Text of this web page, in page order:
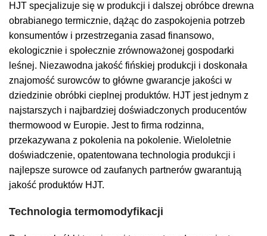
HJT specjalizuje się w produkcji i dalszej obróbce drewna
obrabianego termicznie, dążąc do zaspokojenia potrzeb
konsumentów i przestrzegania zasad finansowo,
ekologicznie i społecznie zrównoważonej gospodarki
leśnej. Niezawodna jakość fińskiej produkcji i doskonała
znajomość surowców to główne gwarancje jakości w
dziedzinie obróbki cieplnej produktów. HJT jest jednym z
najstarszych i najbardziej doświadczonych producentów
thermowood w Europie. Jest to firma rodzinna,
przekazywana z pokolenia na pokolenie. Wieloletnie
doświadczenie, opatentowana technologia produkcji i
najlepsze surowce od zaufanych partnerów gwarantują
jakość produktów HJT.
Technologia termomodyfikacji